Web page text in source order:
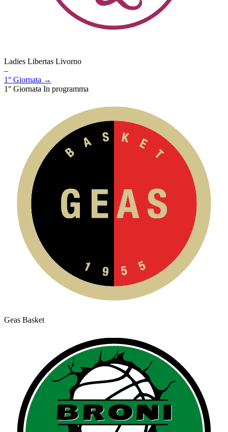
Ladies Libertas Livorno
–
1° Giornata →
1° Giornata In programma
Geas Basket